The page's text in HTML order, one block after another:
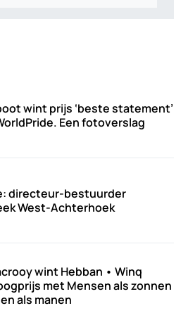
wint prijs ‘beste statement’
Een fotoverslag
directeur-bestuurder
West-Achterhoek
wint Hebban • Winq
met Mensen als zonnen
als manen